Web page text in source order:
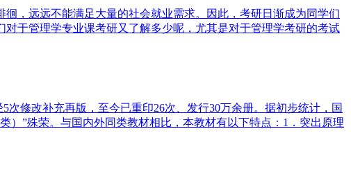
，远远不能满足大量的社会就业需求。因此，考研日渐成为同学们
于管理学专业课考研又了解多少呢，尤其是对于管理学考研的考试
修改补充再版，至今已重印26次、发行30万余册。据初步统计，国
）”殊荣。与国内外同类教材相比，本教材有以下特点：1．突出原理